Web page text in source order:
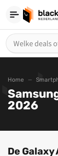
Home
2026
De